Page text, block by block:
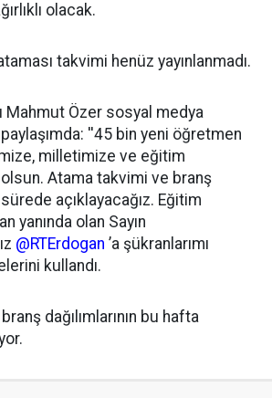
olacak.
takvimi henüz yayınlanmadı.
Mahmut Özer sosyal medya
''45 bin yeni öğretmen
milletimize ve eğitim
olsun. Atama takvimi ve branş
sürede açıklayacağız. Eğitim
yanında olan Sayın
@RTErdogan ’a şükranlarımı
kullandı.
dağılımlarının bu hafta